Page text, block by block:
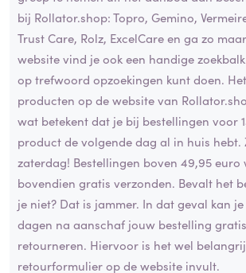
bij Rollator.shop: Topro, Gemino,
Trust Care, Rolz, ExcelCare en ga zo
website vind je ook een handige
op trefwoord opzoekingen kunt doen.
producten op de website van
wat betekent dat je bij bestellingen voor
product de volgende dag al in huis hebt.
zaterdag! Bestellingen boven 49,95 euro
bovendien gratis verzonden. Bevalt het
je niet? Dat is jammer. In dat geval kan je
dagen na aanschaf jouw bestelling
retourneren. Hiervoor is het wel
retourformulier op de website invult.